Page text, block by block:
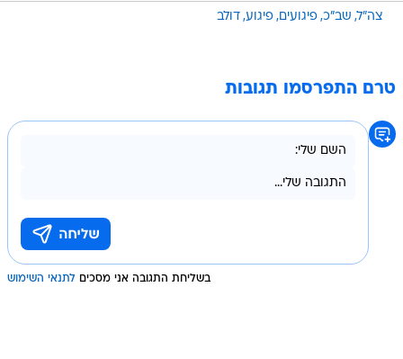
צה"ל שב"כ פיגועים פיגוע דולב
טרם התפרסמו תגובות
בשליחת התגובה אני מסכים לתנאי השימוש